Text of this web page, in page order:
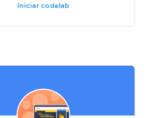
Iniciar codelab